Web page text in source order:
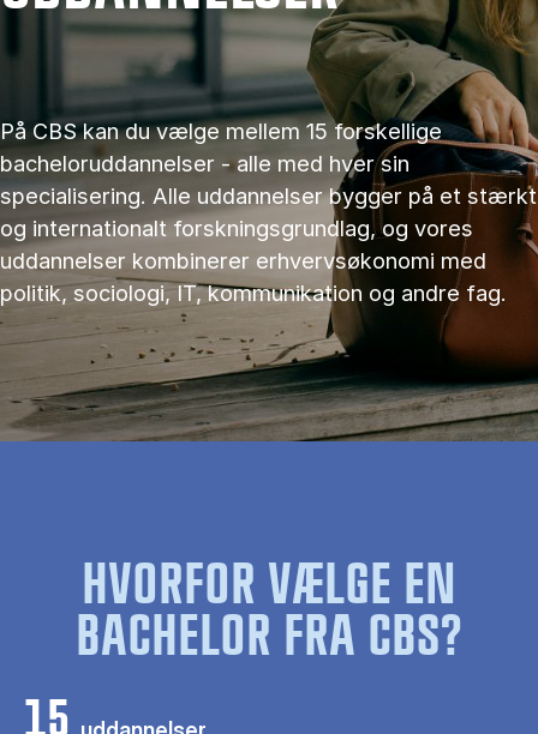
På CBS kan du vælge mellem 15 forskellige
bacheloruddannelser - alle med hver sin
specialisering. Alle uddannelser bygger på et stærkt
og internationalt forskningsgrundlag, og vores
uddannelser kombinerer erhvervsøkonomi med
politik, sociologi, IT, kommunikation og andre fag.
HVORFOR VÆLGE EN
BACHELOR FRA CBS?
15